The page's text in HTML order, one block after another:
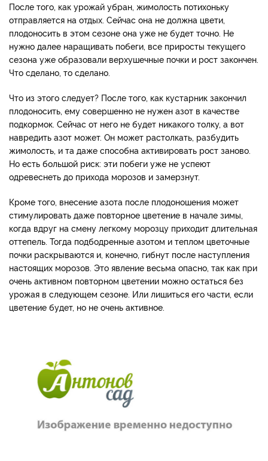
После того, как урожай убран, жимолость потихоньку
отправляется на отдых. Сейчас она не должна цвети,
плодоносить в этом сезоне она уже не будет точно. Не
нужно далее наращивать побеги, все приросты текущего
сезона уже образовали верхушечные почки и рост закончен.
Что сделано, то сделано.
Что из этого следует? После того, как кустарник закончил
плодоносить, ему совершенно не нужен азот в качестве
подкормок. Сейчас от него не будет никакого толку, а вот
навредить азот может. Он может растолкать, разбудить
жимолость, и та даже способна активировать рост заново.
Но есть большой риск: эти побеги уже не успеют
одревеснеть до прихода морозов и замерзнут.
Кроме того, внесение азота после плодоношения может
стимулировать даже повторное цветение в начале зимы,
когда вдруг на смену легкому морозцу приходит длительная
оттепель. Тогда подбодренные азотом и теплом цветочные
почки раскрываются и, конечно, гибнут после наступления
настоящих морозов. Это явление весьма опасно, так как при
очень активном повторном цветении можно остаться без
урожая в следующем сезоне. Или лишиться его части, если
цветение будет, но не очень активное.